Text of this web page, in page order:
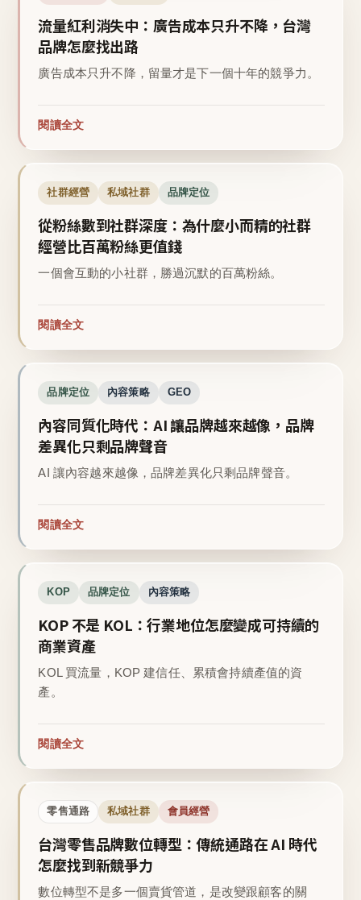
流量紅利消失中：廣告成本只升不降，台灣
品牌怎麼找出路
廣告成本只升不降，留量才是下一個十年的競爭力。
閱讀全文
社群經營 私域社群 品牌定位
從粉絲數到社群深度：為什麼小而精的社群
經營比百萬粉絲更值錢
一個會互動的小社群，勝過沉默的百萬粉絲。
閱讀全文
品牌定位 內容策略 GEO
內容同質化時代：AI 讓品牌越來越像，品牌
差異化只剩品牌聲音
AI 讓內容越來越像，品牌差異化只剩品牌聲音。
閱讀全文
KOP 品牌定位 內容策略
KOP 不是 KOL：行業地位怎麼變成可持續的
商業資產
KOL 買流量，KOP 建信任、累積會持續產值的資
產。
閱讀全文
零售通路 私域社群 會員經營
台灣零售品牌數位轉型：傳統通路在 AI 時代
怎麼找到新競爭力
數位轉型不是多一個賣貨管道，是改變跟顧客的關